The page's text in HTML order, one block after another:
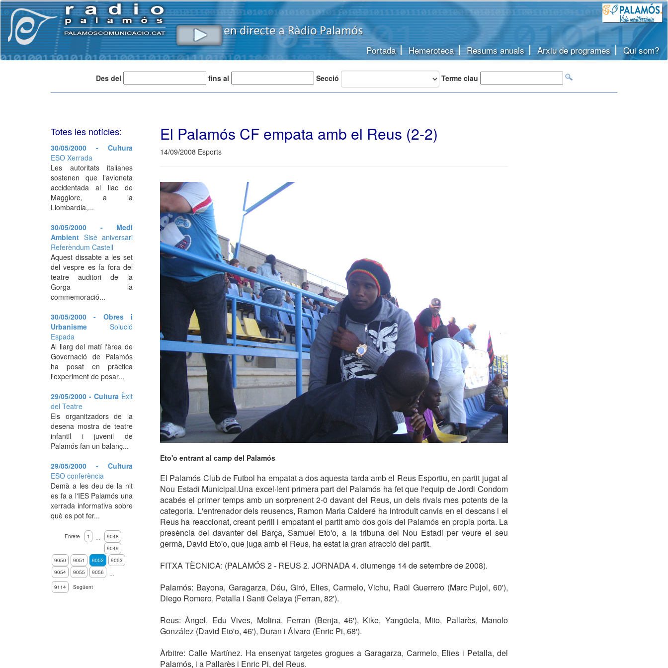
Portada Hemeroteca Resums anuals Arxiu de programes Qui som?
Des del fins al Secció Terme clau
El Palamós CF empata amb el Reus (2-2)
14/09/2008 Esports
Eto'o entrant al camp del Palamós
El Palamós Club de Futbol ha empatat a dos aquesta tarda amb el Reus Esportiu, en partit jugat al
Nou Estadi Municipal.Una excel·lent primera part del Palamós ha fet que l'equip de Jordi Condom
acabés el primer temps amb un sorprenent 2-0 davant del Reus, un dels rivals mes potents de la
categoria. L'entrenador dels reusencs, Ramon Maria Calderé ha introduït canvis en el descans i el
Reus ha reaccionat, creant perill i empatant el partit amb dos gols del Palamós en propia porta. La
presència del davanter del Barça, Samuel Eto'o, a la tribuna del Nou Estadi per veure el seu
germà, David Eto'o, que juga amb el Reus, ha estat la gran atracció del partit.
FITXA TÈCNICA: (PALAMÓS 2 - REUS 2. JORNADA 4. diumenge 14 de setembre de 2008).
Palamós: Bayona, Garagarza, Déu, Giró, Elies, Carmelo, Vichu, Raül Guerrero (Marc Pujol, 60'),
Diego Romero, Petalla i Santi Celaya (Ferran, 82').
Reus: Àngel, Edu Vives, Molina, Ferran (Benja, 46'), Kike, Yangüela, Mito, Pallarès, Manolo
González (David Eto'o, 46'), Duran i Álvaro (Enric Pi, 68').
Àrbitre: Calle Martínez. Ha ensenyat targetes grogues a Garagarza, Carmelo, Elies i Petalla, del
Palamós, i a Pallarès i Enric Pi, del Reus.
Totes les notícies:
30/05/2000 - Cultura
ESO Xerrada
Les autoritats italianes
sostenen que l'avioneta
accidentada al llac de
Maggiore, a la
Llombardia,...
30/05/2000 - Medi
Ambient Sisè aniversari
Referèndum Castell
Aquest dissabte a les set
del vespre es fa fora del
teatre auditori de la
Gorga la
commemoració...
30/05/2000 - Obres i
Urbanisme Solució
Espada
Al llarg del matí l'àrea de
Governació de Palamós
ha posat en pràctica
l'experiment de posar...
29/05/2000 - Cultura Èxit
del Teatre
Els organitzadors de la
desena mostra de teatre
infantil i juvenil de
Palamós fan un balanç...
29/05/2000 - Cultura
ESO conferència
Demà a les deu de la nit
es fa a l'IES Palamós una
xerrada informativa sobre
què es pot fer...
Enrere 1 …
9048
9049
9050
9051 9052
9053
9054
9055 9056
…
9114
Següent